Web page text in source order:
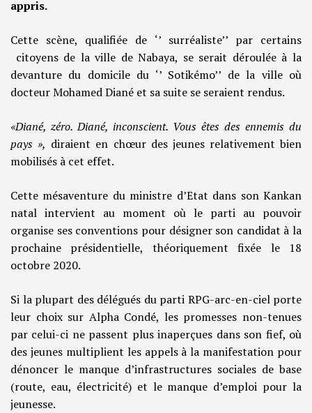
appris.
Cette scène, qualifiée de ‘’ surréaliste’’ par certains
citoyens de la ville de Nabaya, se serait déroulée à la
devanture du domicile du ‘’ Sotikémo’’ de la ville où
docteur Mohamed Diané et sa suite se seraient rendus.
«Diané, zéro. Diané, inconscient. Vous êtes des ennemis du
pays », diraient en chœur des jeunes relativement bien
mobilisés à cet effet.
Cette mésaventure du ministre d’Etat dans son Kankan
natal intervient au moment où le parti au pouvoir
organise ses conventions pour désigner son candidat à la
prochaine présidentielle, théoriquement fixée le 18
octobre 2020.
Si la plupart des délégués du parti RPG-arc-en-ciel porte
leur choix sur Alpha Condé, les promesses non-tenues
par celui-ci ne passent plus inaperçues dans son fief, où
des jeunes multiplient les appels à la manifestation pour
dénoncer le manque d’infrastructures sociales de base
(route, eau, électricité) et le manque d’emploi pour la
jeunesse.